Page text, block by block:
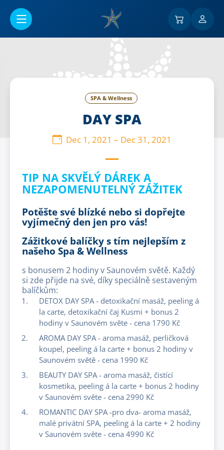
SPA & Wellness
DAY SPA
Dec 1, 2021 – Dec 31, 2021
TIP NA SKVĚLÝ DÁREK A
NEZAPOMENUTELNÝ ZÁŽITEK
Potěšte své blízké nebo si dopřejte
vyjímečný den jen pro vás!
Zážitkové balíčky s tím nejlepším z
našeho Spa & Wellness
s bonusem 2 hodiny v Saunovém světě. Každý
si zde přijde na své, díky speciálně sestaveným
balíčkům:
DETOX DAY SPA - detoxikační masáž, peeling á
la carte, detoxikační čaj Kusmi + bonus 2
hodiny v Saunovém světe - cena 1790 Kč
AROMA DAY SPA - aroma masáž, perličková
koupel, peeling á la carte + bonus 2 hodiny v
Saunovém světě - cena 1990 Kč
BEAUTY DAY SPA - aroma masáž, čistící
kosmetika, peeling á la carte + bonus 2 hodiny
v Saunovém světe - cena 2990 Kč
ROMANTIC DAY SPA -pro dva- aroma masáž,
malé privátní SPA, peeling á la carte + 2 hodiny
v Saunovém světe - cena 4990 Kč